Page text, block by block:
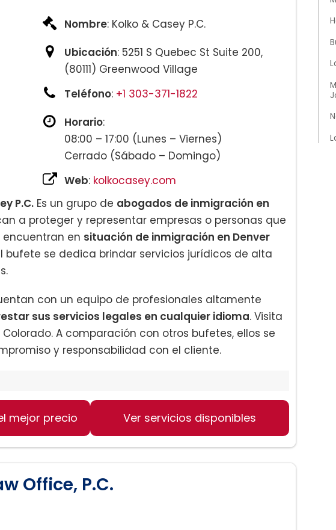
Nombre: Kolko & Casey P.C.
Ubicación: 5251 S Quebec St Suite 200,
(80111) Greenwood Village
Teléfono: +1 303-371-1822
Horario:
08:00 – 17:00 (Lunes – Viernes)
Cerrado (Sábado – Domingo)
Web: kolkocasey.com
P.C. Es un grupo de abogados de inmigración en
a proteger y representar empresas o personas que
en situación de inmigración en Denver
bufete se dedica brindar servicios jurídicos de alta
con un equipo de profesionales altamente
sus servicios legales en cualquier idioma. Visita
A comparación con otros bufetes, ellos se
y responsabilidad con el cliente.
basada en el empleo:
mejor precio Ver servicios disponibles
Office, P.C.